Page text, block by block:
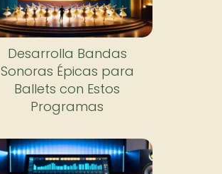
Desarrolla Bandas
Sonoras Épicas para
Ballets con Estos
Programas